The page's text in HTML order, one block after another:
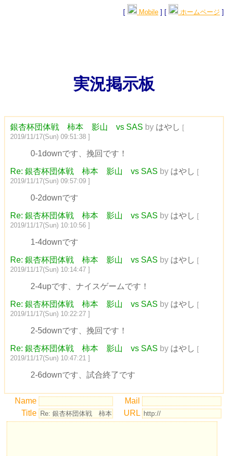
[ Mobile ] [ ホームページ ]
実況掲示板
銀杏杯団体戦 柿本 影山 vs SAS by はやし [
2019/11/17(Sun) 09:51:38 ]
0-1downです、挽回です！
Re: 銀杏杯団体戦 柿本 影山 vs SAS by はやし [
2019/11/17(Sun) 09:57:09 ]
0-2downです
Re: 銀杏杯団体戦 柿本 影山 vs SAS by はやし [
2019/11/17(Sun) 10:10:56 ]
1-4downです
Re: 銀杏杯団体戦 柿本 影山 vs SAS by はやし [
2019/11/17(Sun) 10:14:47 ]
2-4upです、ナイスゲームです！
Re: 銀杏杯団体戦 柿本 影山 vs SAS by はやし [
2019/11/17(Sun) 10:22:27 ]
2-5downです、挽回です！
Re: 銀杏杯団体戦 柿本 影山 vs SAS by はやし [
2019/11/17(Sun) 10:47:21 ]
2-6downです、試合終了です
Name
Mail
Title
URL